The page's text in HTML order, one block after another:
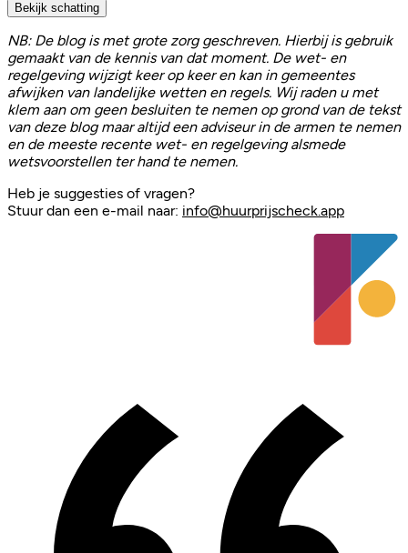
Bekijk schatting
NB: De blog is met grote zorg geschreven. Hierbij is gebruik
gemaakt van de kennis van dat moment. De wet- en
regelgeving wijzigt keer op keer en kan in gemeentes
afwijken van landelijke wetten en regels. Wij raden u met
klem aan om geen besluiten te nemen op grond van de tekst
van deze blog maar altijd een adviseur in de armen te nemen
en de meeste recente wet- en regelgeving alsmede
wetsvoorstellen ter hand te nemen.
Heb je suggesties of vragen?
Stuur dan een e-mail naar: info@huurprijscheck.app